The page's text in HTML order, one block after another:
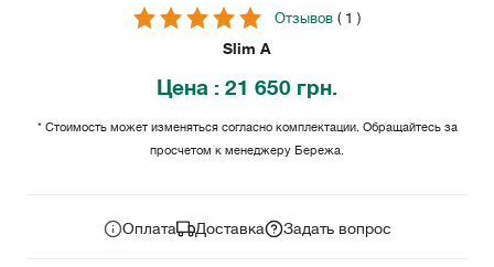
Отзывов ( 1 )
Slim A
Цена : 21 650 грн.
* Стоимость может изменяться согласно комплектации. Обращайтесь за
просчетом к менеджеру Бережа.
Оплата Доставка Задать вопрос